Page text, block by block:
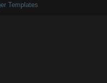
Templates